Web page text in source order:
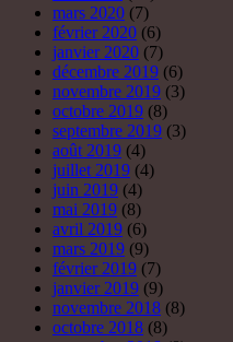
mars 2020 (7)
février 2020 (6)
janvier 2020 (7)
décembre 2019 (6)
novembre 2019 (3)
octobre 2019 (8)
septembre 2019 (3)
août 2019 (4)
juillet 2019 (4)
juin 2019 (4)
mai 2019 (8)
avril 2019 (6)
mars 2019 (9)
février 2019 (7)
janvier 2019 (9)
novembre 2018 (8)
octobre 2018 (8)